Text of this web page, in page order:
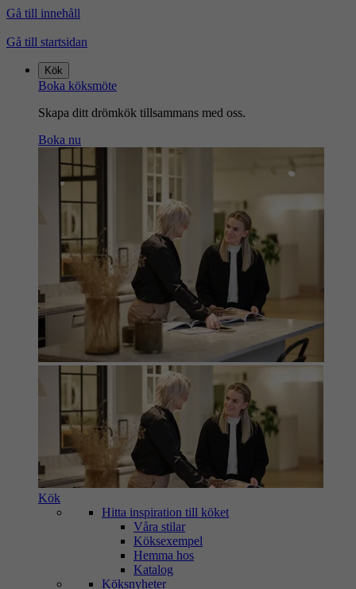
Gå till innehåll
Gå till startsidan
Kök
Boka köksmöte
Skapa ditt drömkök tillsammans med oss.
Boka nu
Kök
Hitta inspiration till köket
Våra stilar
Köksexempel
Hemma hos
Katalog
Köksnyheter